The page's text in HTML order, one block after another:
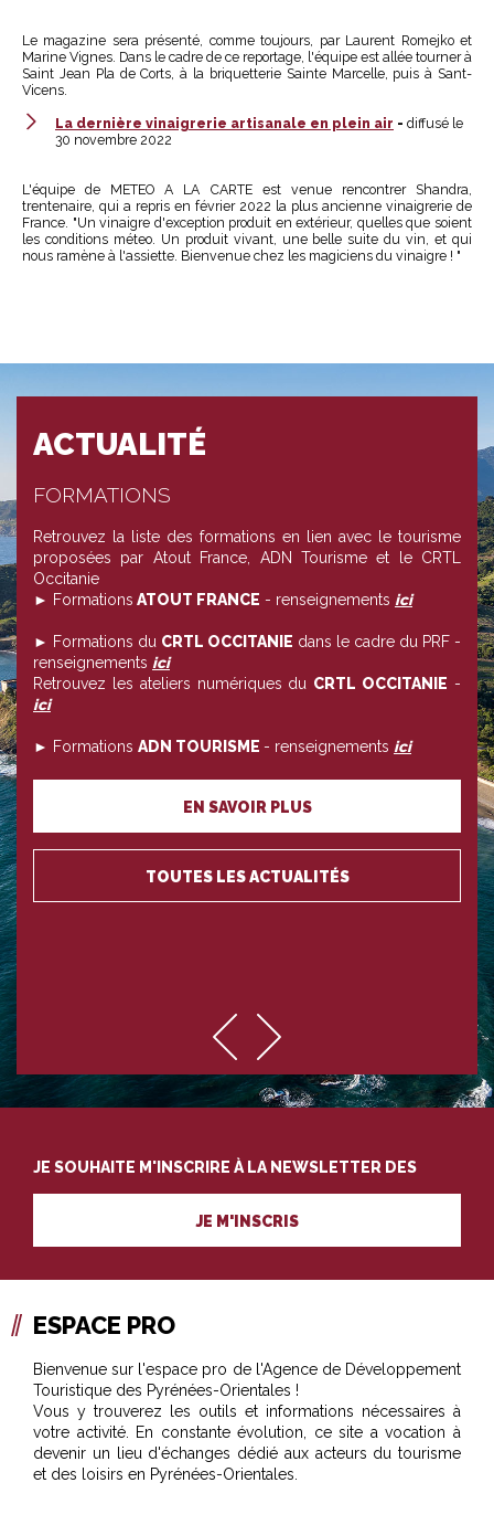
Le magazine sera présenté, comme toujours, par Laurent Romejko et
Marine Vignes. Dans le cadre de ce reportage, l'équipe est allée tourner à
Saint Jean Pla de Corts, à la briquetterie Sainte Marcelle, puis à Sant-
Vicens.
La dernière vinaigrerie artisanale en plein air - diffusé le
30 novembre 2022
L'équipe de METEO A LA CARTE est venue rencontrer Shandra,
trentenaire, qui a repris en février 2022 la plus ancienne vinaigrerie de
France. "Un vinaigre d'exception produit en extérieur, quelles que soient
les conditions méteo. Un produit vivant, une belle suite du vin, et qui
nous ramène à l'assiette. Bienvenue chez les magiciens du vinaigre ! "
ACTUALITÉ
FORMATIONS
Retrouvez la liste des formations en lien avec le tourisme
proposées par Atout France, ADN Tourisme et le CRTL
Occitanie
► Formations ATOUT FRANCE - renseignements ici
► Formations du CRTL OCCITANIE dans le cadre du PRF -
renseignements ici
Retrouvez les ateliers numériques du CRTL OCCITANIE -
ici
► Formations ADN TOURISME - renseignements ici
EN SAVOIR PLUS
TOUTES LES ACTUALITÉS
JE SOUHAITE M'INSCRIRE À LA NEWSLETTER DES
PROFESSIONNELS DU TOURISME
JE M'INSCRIS
ESPACE PRO
Bienvenue sur l'espace pro de l'Agence de Développement
Touristique des Pyrénées-Orientales !
Vous y trouverez les outils et informations nécessaires à
votre activité. En constante évolution, ce site a vocation à
devenir un lieu d'échanges dédié aux acteurs du tourisme
et des loisirs en Pyrénées-Orientales.